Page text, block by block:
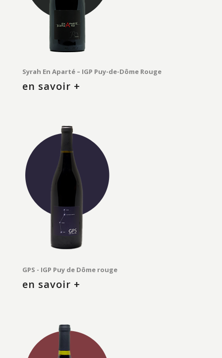
Syrah En Aparté – IGP Puy-de-Dôme Rouge
en savoir +
GPS - IGP Puy de Dôme rouge
en savoir +